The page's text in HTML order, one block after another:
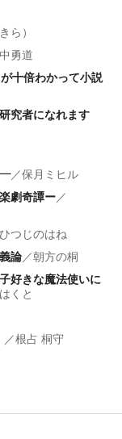
）
勇道
十倍わかって小説
究者になれます
―／保月ミヒル
劇奇譚ー／
ひつじのはね
論／朝方の桐
好きな魔法使いに
くと
／根占 桐守